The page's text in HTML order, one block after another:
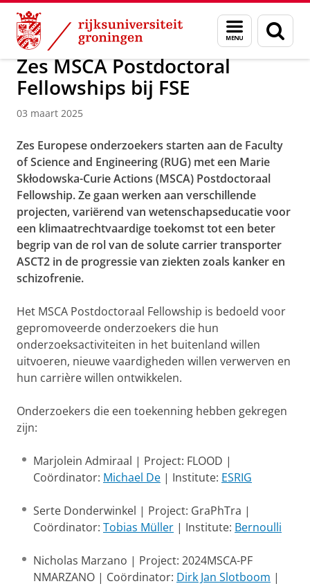
Skip
Content
Skip
Navigation
Menu
en
zoeken
Over ons Faculty of Science and Engineering Nieuws
Zes MSCA Postdoctoral
Fellowships bij FSE
03 maart 2025
Zes Europese onderzoekers starten aan de Faculty
of Science and Engineering (RUG) met een Marie
Skłodowska-Curie Actions (MSCA) Postdoctoraal
Fellowship. Ze gaan werken aan verschillende
projecten, variërend van wetenschapseducatie voor
een klimaatrechtvaardige toekomst tot een beter
begrip van de rol van de solute carrier transporter
ASCT2 in de progressie van ziekten zoals kanker en
schizofrenie.
Het MSCA Postdoctoraal Fellowship is bedoeld voor
gepromoveerde onderzoekers die hun
onderzoeksactiviteiten in het buitenland willen
uitvoeren, nieuwe vaardigheden willen verwerven en
hun carrière willen ontwikkelen.
Onderzoekers die een toekenning hebben gekregen
zijn:
Marjolein Admiraal | Project: FLOOD |
Coördinator: Michael De | Institute: ESRIG
Serte Donderwinkel | Project: GraPhTra |
Coördinator: Tobias Müller | Institute: Bernoulli
Nicholas Marzano | Project: 2024MSCA-PF
NMARZANO | Coördinator: Dirk Jan Slotboom |